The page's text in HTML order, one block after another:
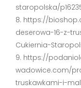
staropolska/
https://
deserowa-16-z-
Cukiernia-
https://
wadowice.com/
truskawkami-i-